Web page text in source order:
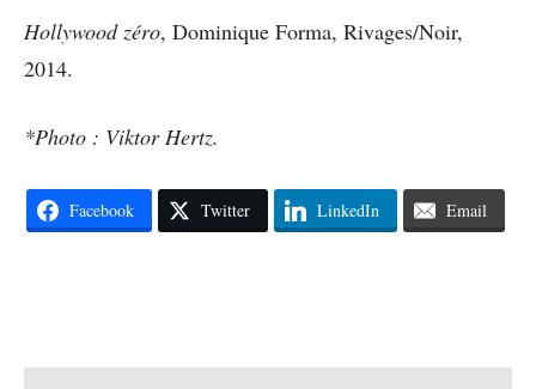
Hollywood zéro, Dominique Forma, Rivages/Noir,
2014.
*Photo : Viktor Hertz.
Facebook Twitter LinkedIn Email